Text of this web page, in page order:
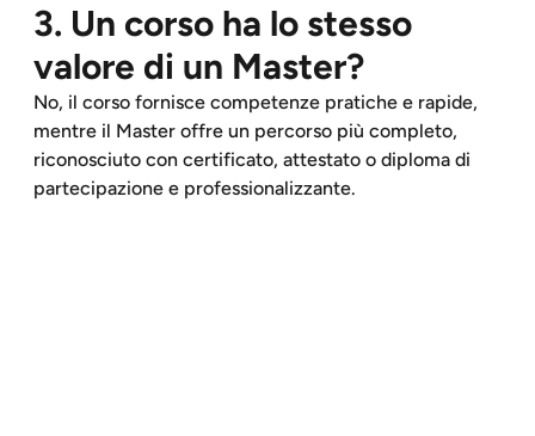
3. Un corso ha lo stesso
valore di un Master?
No, il corso fornisce competenze pratiche e rapide,
mentre il Master offre un percorso più completo,
riconosciuto con certificato, attestato o diploma di
partecipazione e professionalizzante.